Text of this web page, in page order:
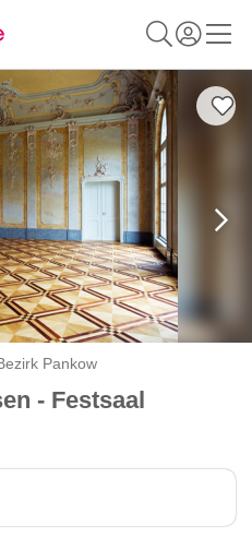
Pankow
- Festsaal